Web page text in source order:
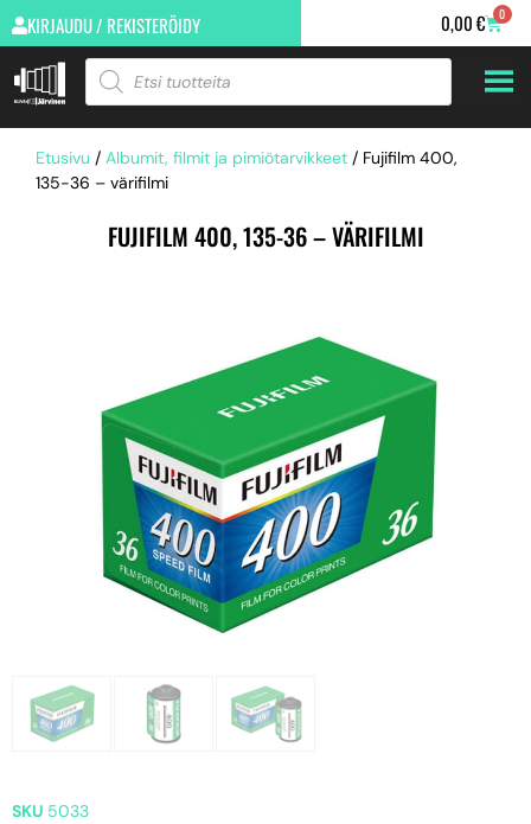
KIRJAUDU / REKISTERÖIDY 0,00€ 0
Etusivu / Albumit, filmit ja pimiötarvikkeet / Fujifilm 400,
135-36 – värifilmi
FUJIFILM 400, 135-36 – VÄRIFILMI
SKU 5033